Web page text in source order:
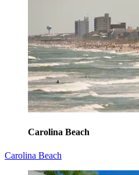
Carolina Beach
Carolina Beach